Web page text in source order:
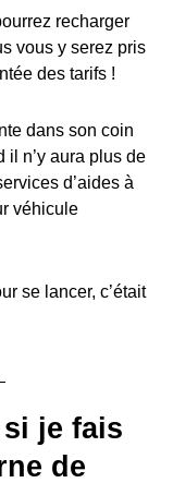
recharger
vous y serez pris
des tarifs !
dans son coin
il n’y aura plus de
d’aides à
véhicule
se lancer, c’était
je fais
de